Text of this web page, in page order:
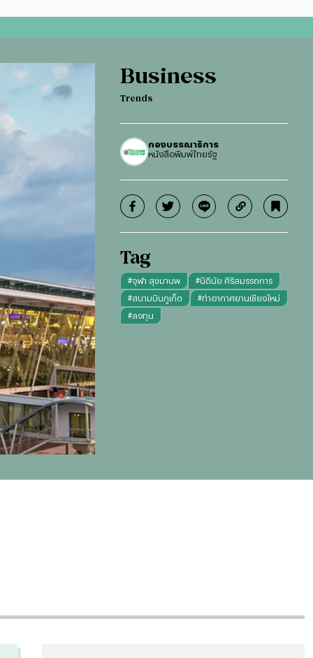
Business
Trends
กองบรรณาธิการ
หนังสือพิมพ์ไทยรัฐ
Tag
#จุฬา สุขมานพ #นิตินัย ศิริสมรรถการ
#สนามบินภูเก็ต #ท่าอากาศยานเชียงใหม่
#ลงทุน